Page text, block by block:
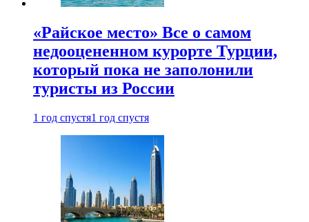
«Райское место» Все о самом
недооцененном курорте Турции,
который пока не заполонили
туристы из России
1 год спустя1 год спустя